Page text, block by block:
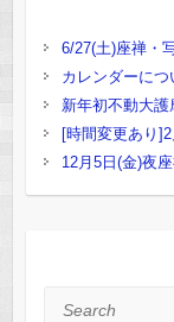
6/27(土)座禅・
カレンダーにつ
新年初不動大護
[時間変更あり
12月5日(金)夜
Search